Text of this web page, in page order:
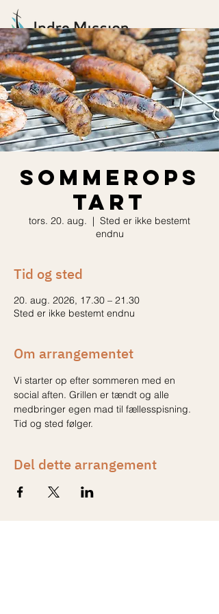
Sommerops
tart
tors. 20. aug.
  |
Sted er ikke bestemt
endnu
Tid og sted
20. aug. 2026, 17.30 – 21.30
Sted er ikke bestemt endnu
Om arrangementet
Vi starter op efter sommeren med en
social aften. Grillen er tændt og alle
medbringer egen mad til fællesspisning.
Tid og sted følger.
Del dette arrangement